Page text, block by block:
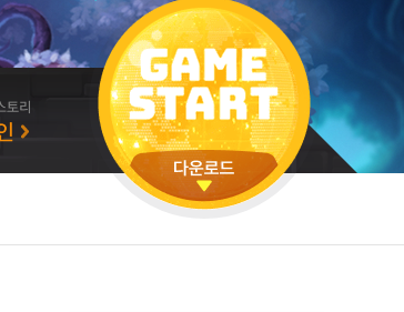
버그악용/불법프로그램 신고
게임 접근성